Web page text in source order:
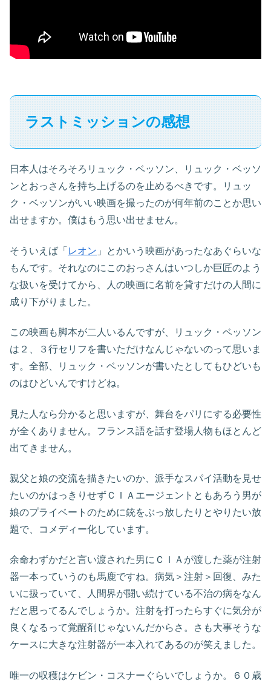
ラストミッションの感想
日本人はそろそろリュック・ベッソン、リュック・ベッソ
ンとおっさんを持ち上げるのを止めるべきです。リュッ
ク・ベッソンがいい映画を撮ったのが何年前のことか思い
出せますか。僕はもう思い出せません。
そういえば「 レオン 」とかいう映画があったなあぐらいな
もんです。それなのにこのおっさんはいつしか巨匠のよう
な扱いを受けてから、人の映画に名前を貸すだけの人間に
成り下がりました。
この映画も脚本が二人いるんですが、リュック・ベッソン
は２、３行セリフを書いただけなんじゃないのって思いま
す。全部、リュック・ベッソンが書いたとしてもひどいも
のはひどいんですけどね。
見た人なら分かると思いますが、舞台をパリにする必要性
が全くありません。フランス語を話す登場人物もほとんど
出てきません。
親父と娘の交流を描きたいのか、派手なスパイ活動を見せ
たいのかはっきりせずＣＩＡエージェントともあろう男が
娘のプライベートのために銃をぶっ放したりとやりたい放
題で、コメディー化しています。
余命わずかだと言い渡された男にＣＩＡが渡した薬が注射
器一本っていうのも馬鹿ですね。病気＞注射＞回復、みた
いに扱っていて、人間界が闘い続けている不治の病をなん
だと思ってるんでしょうか。注射を打ったらすぐに気分が
良くなるって覚醒剤じゃないんだからさ。さも大事そうな
ケースに大きな注射器が一本入れてあるのが笑えました。
唯一の収穫はケビン・コスナーぐらいでしょうか。６０歳